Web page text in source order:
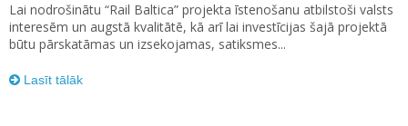
Lai nodrošinātu “Rail Baltica” projekta īstenošanu atbilstoši valsts
interesēm un augstā kvalitātē, kā arī lai investīcijas šajā projektā
būtu pārskatāmas un izsekojamas, satiksmes...
Lasīt tālāk